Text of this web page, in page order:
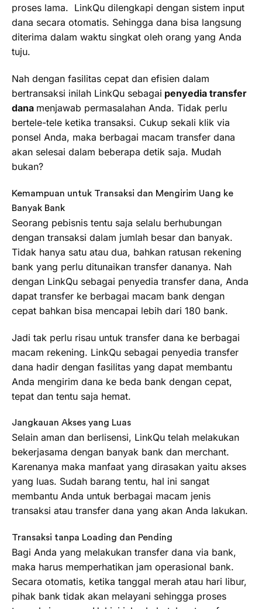
proses lama. LinkQu dilengkapi dengan sistem input
dana secara otomatis. Sehingga dana bisa langsung
diterima dalam waktu singkat oleh orang yang Anda
tuju.
Nah dengan fasilitas cepat dan efisien dalam
bertransaksi inilah LinkQu sebagai penyedia transfer
dana menjawab permasalahan Anda. Tidak perlu
bertele-tele ketika transaksi. Cukup sekali klik via
ponsel Anda, maka berbagai macam transfer dana
akan selesai dalam beberapa detik saja. Mudah
bukan?
Kemampuan untuk Transaksi dan Mengirim Uang ke
Banyak Bank
Seorang pebisnis tentu saja selalu berhubungan
dengan transaksi dalam jumlah besar dan banyak.
Tidak hanya satu atau dua, bahkan ratusan rekening
bank yang perlu ditunaikan transfer dananya. Nah
dengan LinkQu sebagai penyedia transfer dana, Anda
dapat transfer ke berbagai macam bank dengan
cepat bahkan bisa mencapai lebih dari 180 bank.
Jadi tak perlu risau untuk transfer dana ke berbagai
macam rekening. LinkQu sebagai penyedia transfer
dana hadir dengan fasilitas yang dapat membantu
Anda mengirim dana ke beda bank dengan cepat,
tepat dan tentu saja hemat.
Jangkauan Akses yang Luas
Selain aman dan berlisensi, LinkQu telah melakukan
bekerjasama dengan banyak bank dan merchant.
Karenanya maka manfaat yang dirasakan yaitu akses
yang luas. Sudah barang tentu, hal ini sangat
membantu Anda untuk berbagai macam jenis
transaksi atau transfer dana yang akan Anda lakukan.
Transaksi tanpa Loading dan Pending
Bagi Anda yang melakukan transfer dana via bank,
maka harus memperhatikan jam operasional bank.
Secara otomatis, ketika tanggal merah atau hari libur,
pihak bank tidak akan melayani sehingga proses